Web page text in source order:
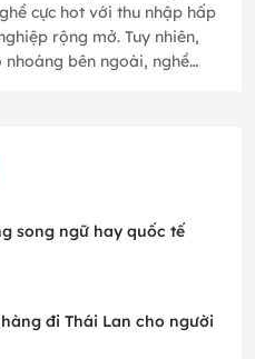
cực hot với thu nhập hấp
rộng mở. Tuy nhiên,
nhoáng bên ngoài, nghề
song ngữ hay quốc tế
đi Thái Lan cho người